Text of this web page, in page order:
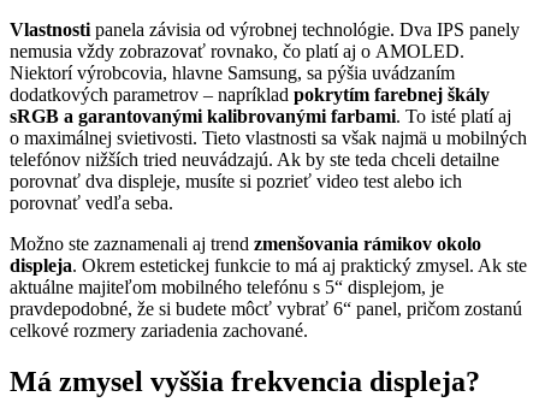
Vlastnosti panela závisia od výrobnej technológie. Dva IPS panely
nemusia vždy zobrazovať rovnako, čo platí aj o AMOLED.
Niektorí výrobcovia, hlavne Samsung, sa pýšia uvádzaním
dodatkových parametrov – napríklad pokrytím farebnej škály
sRGB a garantovanými kalibrovanými farbami. To isté platí aj
o maximálnej svietivosti. Tieto vlastnosti sa však najmä u mobilných
telefónov nižších tried neuvádzajú. Ak by ste teda chceli detailne
porovnať dva displeje, musíte si pozrieť video test alebo ich
porovnať vedľa seba.
Možno ste zaznamenali aj trend zmenšovania rámikov okolo
displeja. Okrem estetickej funkcie to má aj praktický zmysel. Ak ste
aktuálne majiteľom mobilného telefónu s 5“ displejom, je
pravdepodobné, že si budete môcť vybrať 6“ panel, pričom zostanú
celkové rozmery zariadenia zachované.
Má zmysel vyššia frekvencia displeja?